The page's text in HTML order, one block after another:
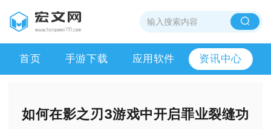
首页 手游下载 应用软件 资讯中心
如何在影之刃3游戏中开启罪业裂缝功